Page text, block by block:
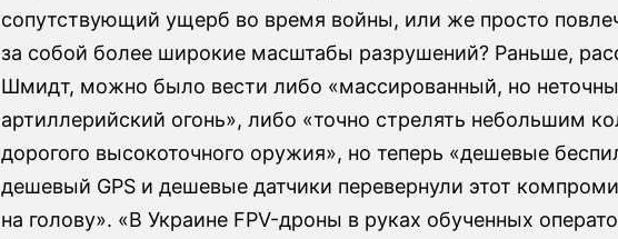
сопутствующий ущерб во время войны, или же просто
за собой более широкие масштабы разрушений? Раньше,
Шмидт, можно было вести либо «массированный, но
артиллерийский огонь», либо «точно стрелять небольшим
дорогого высокоточного оружия», но теперь «дешевые
дешевый GPS и дешевые датчики перевернули этот
на голову». «В Украине FPV-дроны в руках обученных